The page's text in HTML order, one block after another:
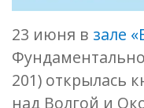
23 июня в зале
201) открылась
над Волгой и